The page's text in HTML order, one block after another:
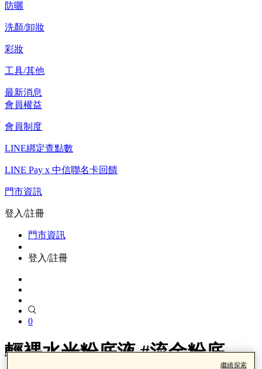
防曬
洗顏/卸妝
彩妝
工具/其他
最新消息
會員權益
會員制度
LINE綁定查點數
LINE Pay x 中信聯名卡回饋
門市資訊
登入/註冊
門市資訊
登入/註冊
0
輕裸水光粉底液 #流金粉底
繼續探索